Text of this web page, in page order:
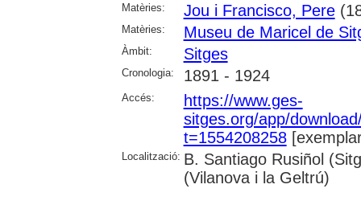
Matèries:
Jou i Francisco, Pere
Matèries: Museu de Maricel de
Àmbit: Sitges
Cronologia: 1891 - 1924
Accés:
https://www.ges-
sitges.org/app/
t=1554208258
Localització: B. Santiago Rusiñol
(Vilanova i la Geltrú)